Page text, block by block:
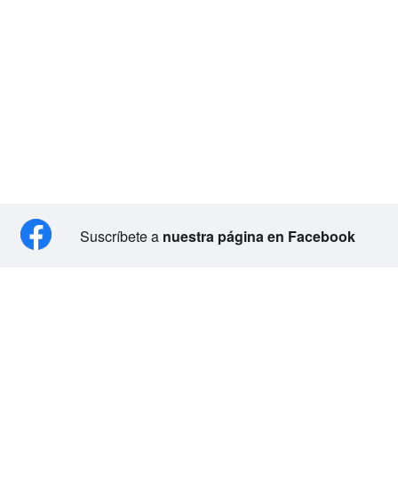
Suscríbete a nuestra página en Facebook